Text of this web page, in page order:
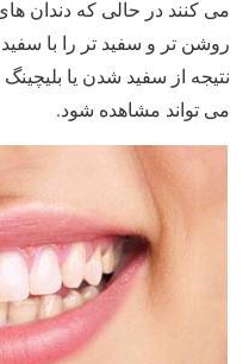
می کنند در حالی که دندان
روشن تر و سفید تر را با
نتیجه از سفید شدن یا
می تواند مشاهده شود.